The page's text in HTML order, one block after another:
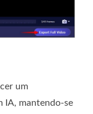
um
IA, mantendo-se